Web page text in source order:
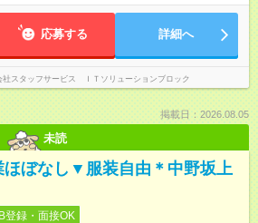
応募する 詳細へ
社スタッフサービス ＩＴソリューションブロック
掲載日：2026.08.05
未読
ほぼなし▼服装自由＊中野坂上
登録・面接OK